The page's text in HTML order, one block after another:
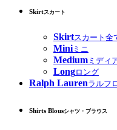
Skirtスカート
Skirtスカート全
Miniミニ
Medium ミディ
Longロング
Ralph Laurenラルフ
Shirts Blousシャツ・ブラウス